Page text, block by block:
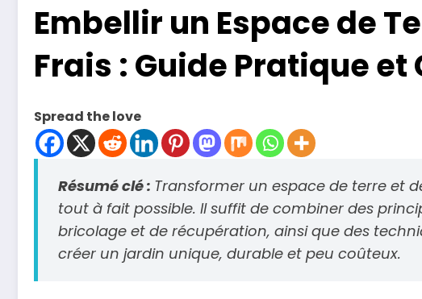
Embellir un Espace de
Frais : Guide Pratique et
Spread the love
Résumé clé : Transformer un espace de terre et
tout à fait possible. Il suffit de combiner des
bricolage et de récupération, ainsi que des
créer un jardin unique, durable et peu coûteux.